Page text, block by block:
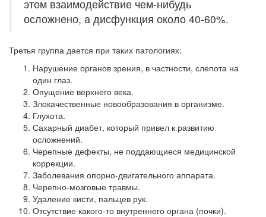
этом взаимодействие чем-нибудь
осложнено, а дисфункция около 40-60%.
Третья группа дается при таких патологиях:
Нарушение органов зрения, в частности, слепота на
один глаз.
Опущение верхнего века.
Злокачественные новообразования в организме.
Глухота.
Сахарный диабет, который привел к развитию
осложнений.
Черепные дефекты, не поддающиеся медицинской
коррекции.
Заболевания опорно-двигательного аппарата.
Черепно-мозговые травмы.
Удаление кисти, пальцев рук.
Отсутствие какого-то внутреннего органа (почки).